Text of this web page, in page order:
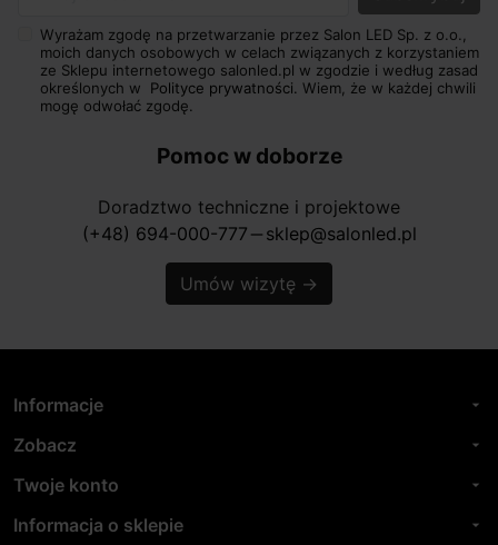
Wyrażam zgodę na przetwarzanie przez Salon LED Sp. z o.o.,
moich danych osobowych w celach związanych z korzystaniem
ze Sklepu internetowego salonled.pl w zgodzie i według zasad
określonych w Polityce prywatności. Wiem, że w każdej chwili
mogę odwołać zgodę.
Pomoc w doborze
Doradztwo techniczne i projektowe
(+48) 694-000-777 horizontal_rule sklep@salonled.pl
Umów wizytę →
Informacje arrow_drop_down
Zobacz arrow_drop_down
Twoje konto arrow_drop_down
Informacja o sklepie arrow_drop_down